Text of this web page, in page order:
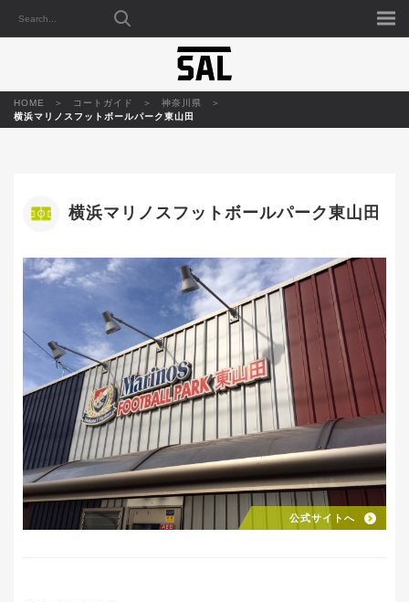
HOME コートガイド
神奈川県
横浜マリノスフットボールパーク東山田
横浜マリノスフットボールパーク東山田
公式サイトへ